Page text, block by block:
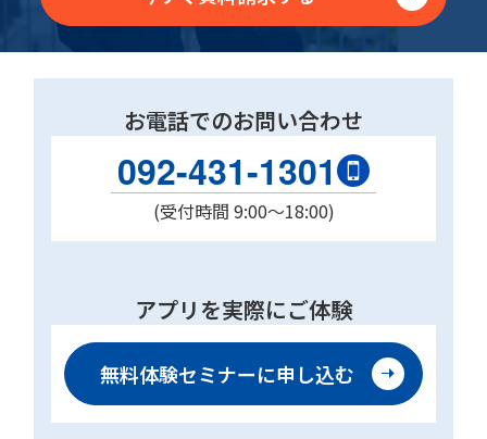
お電話でのお問い合わせ
092-431-1301
(受付時間 9:00〜18:00)
アプリを実際にご体験
無料体験セミナーに申し込む